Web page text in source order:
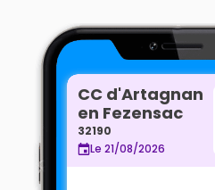
CC d'Artagnan
en Fezensac
32190
Le 21/08/2026